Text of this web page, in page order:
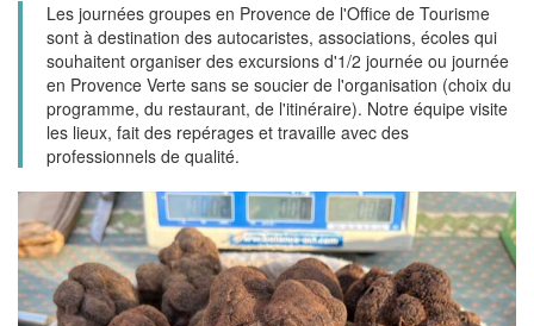
Les journées groupes en Provence de l'Office de Tourisme
sont à destination des autocaristes, associations, écoles qui
souhaitent organiser des excursions d'1/2 journée ou journée
en Provence Verte sans se soucier de l'organisation (choix du
programme, du restaurant, de l'itinéraire). Notre équipe visite
les lieux, fait des repérages et travaille avec des
professionnels de qualité.